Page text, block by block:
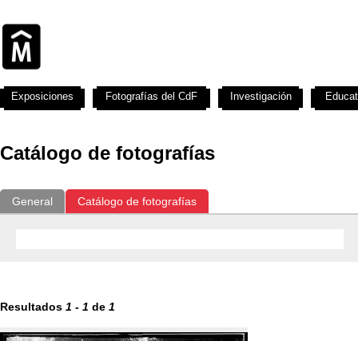
Catálogo de fotografías
General Catálogo de fotografías
Resultados 1 - 1 de 1
Exposiciones Fotografías del CdF Investigación